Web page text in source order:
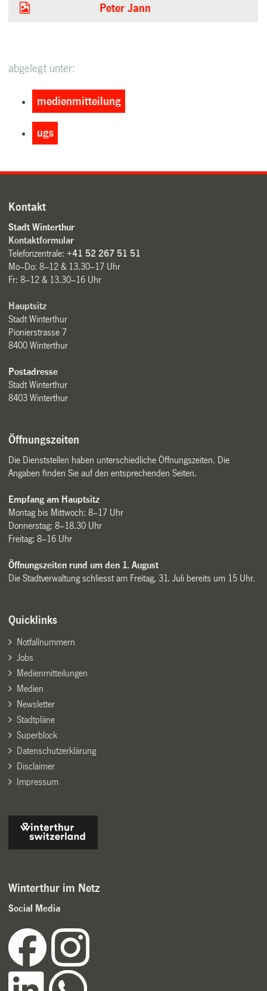
Peter Jann
abgelegt unter:
medienmitteilung
ugs
Kontakt
Stadt Winterthur
Kontaktformular
Telefonzentrale:+41 52 267 51 51
Mo–Do: 8–12 & 13.30–17 Uhr
Fr: 8–12 & 13.30–16 Uhr
Hauptsitz
Stadt Winterthur
Pionierstrasse 7
8400 Winterthur
Postadresse
Stadt Winterthur
8403 Winterthur
Öffnungszeiten
Die Dienststellen haben unterschiedliche Öffnungszeiten. Die
Angaben finden Sie auf den entsprechenden Seiten.
Empfang am Hauptsitz
Montag bis Mittwoch: 8–17 Uhr
Donnerstag: 8–18.30 Uhr
Freitag: 8–16 Uhr
Öffnungszeiten rund um den 1. August
Die Stadtverwaltung schliesst am Freitag, 31. Juli bereits um 15 Uhr.
Quicklinks
Notfallnummern
Jobs
Medienmitteilungen
Medien
Newsletter
Stadtpläne
Superblock
Datenschutzerklärung
Disclaimer
Impressum
Winterthur im Netz
Social Media